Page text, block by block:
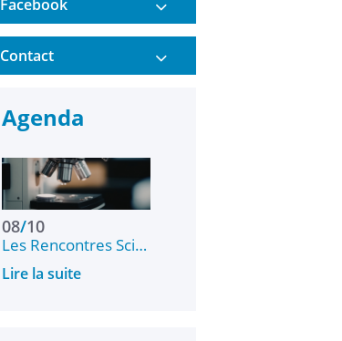
Facebook
Contact
Agenda
08/10
Les Rencontres Sci…
Lire la suite